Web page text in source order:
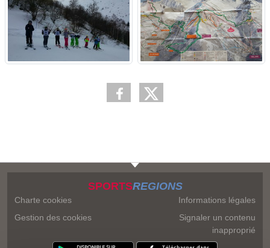
SPORTSREGIONS
Charte cookies
Gestion des cookies
Informations légales
Signaler un contenu
inapproprié